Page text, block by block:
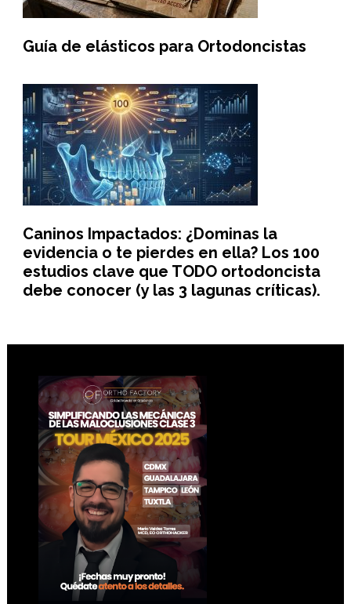
Guía de elásticos para Ortodoncistas
Caninos Impactados: ¿Dominas la
evidencia o te pierdes en ella? Los 100
estudios clave que TODO ortodoncista
debe conocer (y las 3 lagunas críticas).
Footer